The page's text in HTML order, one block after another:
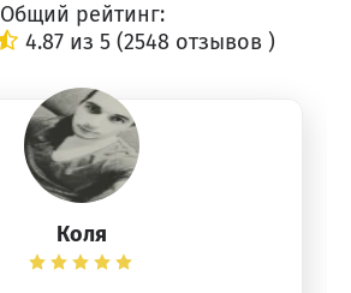
Общий рейтинг:
4.87 из 5 (2548 отзывов )
Коля